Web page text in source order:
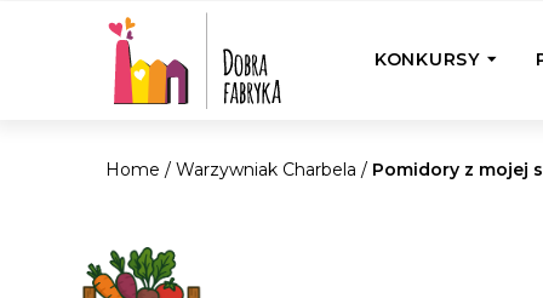
KONKURSY
Wyjedź z
Home / Warzywniak Charbela / Pomidory z mojej